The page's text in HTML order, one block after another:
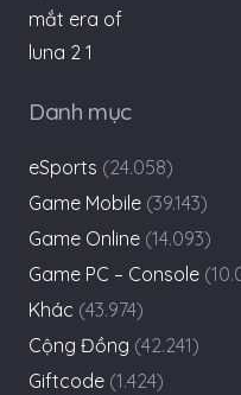
Danh mục
eSports (24.058)
Game Mobile (39.143)
Game Online (14.093)
Game PC – Console
Khác (43.974)
Cộng Đồng (42.241)
Giftcode (1.424)